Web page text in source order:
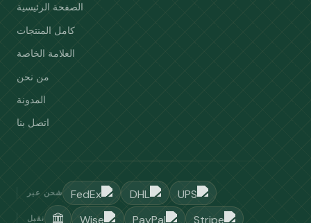
الصفحة الرئيسية
كامل المنتجات
العلامة الخاصة
من نحن
المدونة
اتصل بنا
شحن عبر
نقبل